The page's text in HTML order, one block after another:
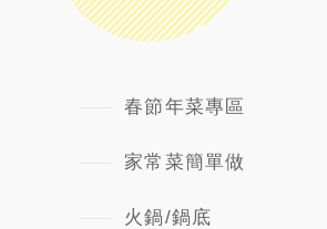
春節年菜專區
家常菜簡單做
火鍋/鍋底